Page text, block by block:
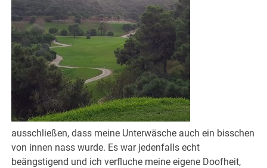
ausschließen, dass meine Unterwäsche auch ein bisschen
von innen nass wurde. Es war jedenfalls echt
beängstigend und ich verfluche meine eigene Doofheit,